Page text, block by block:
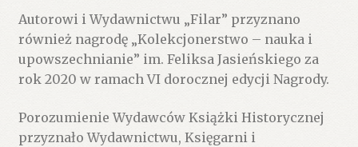
Autorowi i Wydawnictwu „Filar” przyznano
również nagrodę „Kolekcjonerstwo – nauka i
upowszechnianie” im. Feliksa Jasieńskiego za
rok 2020 w ramach VI dorocznej edycji Nagrody.
Porozumienie Wydawców Książki Historycznej
przyznało Wydawnictwu, Księgarni i